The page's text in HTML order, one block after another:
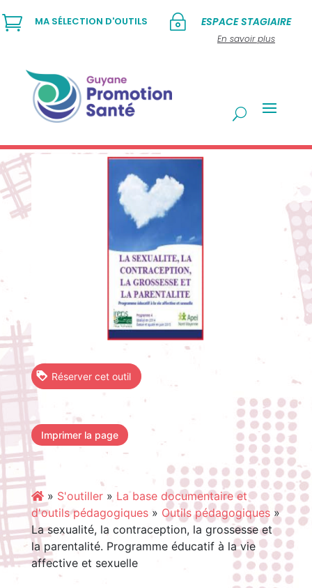
~ ESPACE STAGIAIRE
En savoir plus
 MA SÉLECTION D'OUTILS
Réserver cet outil
Imprimer la page
» S'outiller» La base documentaire et
d'outils pédagogiques» Outils pédagogiques»
La sexualité, la contraception, la grossesse et
la parentalité. Programme éducatif à la vie
affective et sexuelle